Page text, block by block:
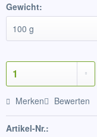
Gewicht:
Merken Bewerten
Artikel-Nr.: